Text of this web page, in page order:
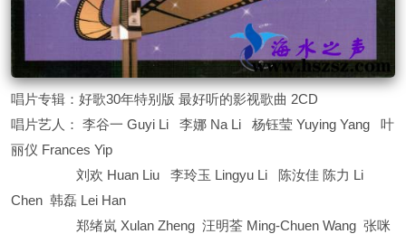
唱片专辑：好歌30年特别版 最好听的影视歌曲 2CD
唱片艺人： 李谷一 Guyi Li 李娜 Na Li 杨钰莹 Yuying Yang 叶
丽仪 Frances Yip
刘欢 Huan Liu 李玲玉 Lingyu Li 陈汝佳 陈力 Li
Chen 韩磊 Lei Han
郑绪岚 Xulan Zheng 汪明荃 Ming-Chuen Wang 张咪